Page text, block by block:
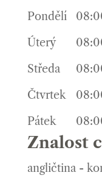
Pondělí
Úterý
Středa
Čtvrtek
Pátek
Znalost
angličtina -